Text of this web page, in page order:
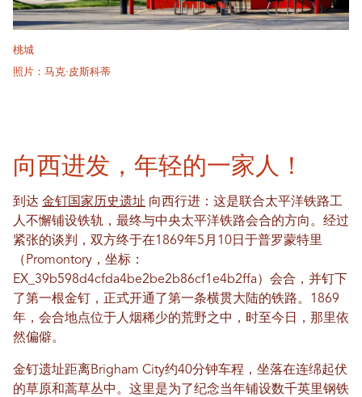
桃城
照片：马克·皮斯科蒂
向西进发，年轻的一家人！
到达 金钉国家历史遗址 向西行进：这是联合太平洋铁路工
人不懈铺设铁轨，最终与中央太平洋铁路会合的方向。经过
紧张的谈判，双方终于在1869年5月10日于普罗蒙特里
（Promontory，坐标：
EX_39b598d4cfda4be2be2b86cf1e4b2ffa）会合，并钉下
了第一根金钉，正式开通了第一条横贯大陆的铁路。1869
年，会合地点位于人烟稀少的荒野之中，时至今日，那里依
然偏僻。
金钉遗址距离Brigham City约40分钟车程，坐落在连绵起伏
的草原和蒿草丛中。这里是为了纪念当年铺设数千英里钢铁